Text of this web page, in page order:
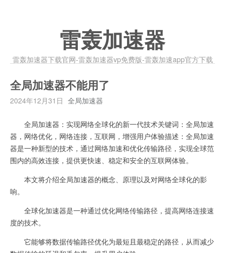
雷轰加速器
雷轰加速器下载官网-雷轰加速器vp免费版-雷轰加速app官方下载
全局加速器不能用了
2024年12月31日 全局加速器
全局加速器：实现网络全球化的新一代技术关键词：全局加速
器，网络优化，网络连接，互联网，增强用户体验描述：全局加速
器是一种新型的技术，通过网络加速和优化传输路径，实现全球范
围内的高效连接，提供更快速、稳定和安全的互联网体验。
本文将介绍全局加速器的概念、原理以及对网络全球化的影
响。
全球化加速器是一种通过优化网络传输路径，提高网络连接速
度的技术。
它能够将数据传输路径优化为最短且最稳定的路径，从而减少